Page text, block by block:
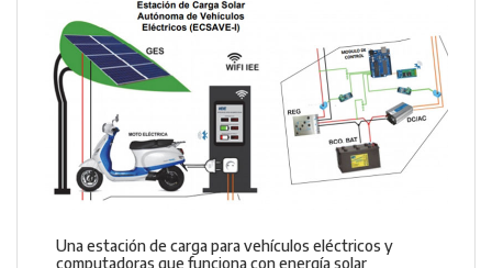
Una estación de carga para vehículos eléctricos y
computadoras que funciona con energía solar